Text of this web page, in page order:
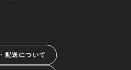
配送について